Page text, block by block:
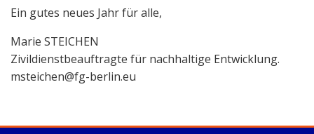
Ein gutes neues Jahr für alle,
Marie STEICHEN
Zivildienstbeauftragte für nachhaltige Entwicklung.
msteichen@fg-berlin.eu